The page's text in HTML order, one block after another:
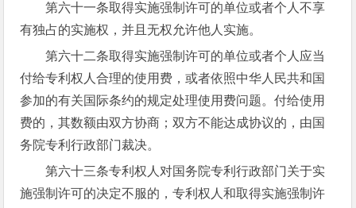
第六十一条取得实施强制许可的单位或者个人不享
有独占的实施权，并且无权允许他人实施。
第六十二条取得实施强制许可的单位或者个人应当
付给专利权人合理的使用费，或者依照中华人民共和国
参加的有关国际条约的规定处理使用费问题。付给使用
费的，其数额由双方协商；双方不能达成协议的，由国
务院专利行政部门裁决。
第六十三条专利权人对国务院专利行政部门关于实
施强制许可的决定不服的，专利权人和取得实施强制许